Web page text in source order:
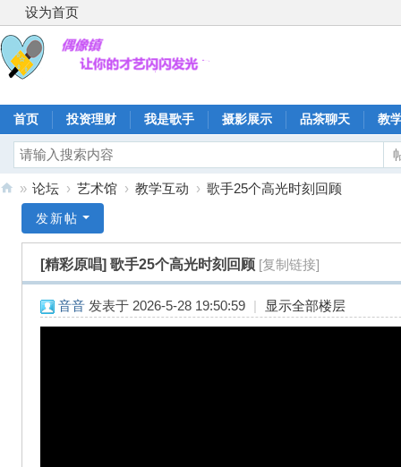
设为首页
首页 投资理财 我是歌手 摄影展示 品茶聊天 教
» 论坛 › 艺术馆 › 教学互动 › 歌手25个高光时刻回顾
发新帖
[精彩原唱] 歌手25个高光时刻回顾 [复制链接]
音音 发表于 2026-5-28 19:50:59 | 显示全部楼层